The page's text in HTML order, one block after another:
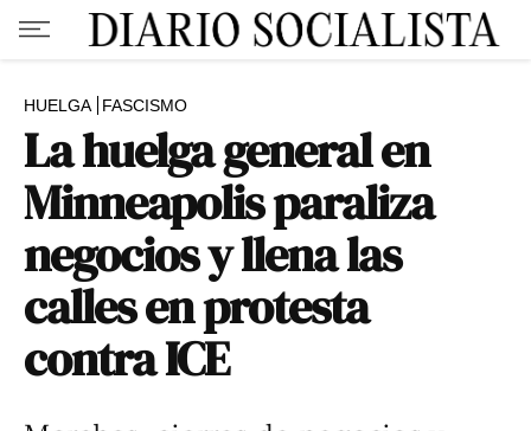
HUELGA FASCISMO
La huelga general en
Minneapolis paraliza
negocios y llena las
calles en protesta
contra ICE